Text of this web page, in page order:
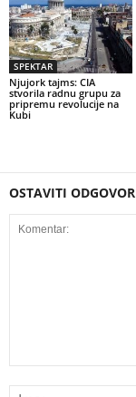
SPEKTAR
Njujork tajms: CIA
stvorila radnu grupu za
pripremu revolucije na
Kubi
OSTAVITI ODGOVOR